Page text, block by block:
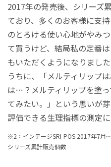
2017年の発売後、シリーズ
ており、多くのお客様に支
のとろける使い心地がやみ
て買うけど、結局私の定番
もいただくようになりまし
うちに、「メルティリップ
は…？メルティリップを塗
てみたい。」という思いが
評価できる生理指標の測定に
※2：インテージSRI-POS 2017年7月
シリーズ累計販売個数